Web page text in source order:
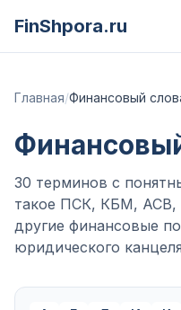
FinShpora.ru
Главная/Финансовый
30 терминов с
такое ПСК, КБМ, АСВ,
другие финансовые
юридического